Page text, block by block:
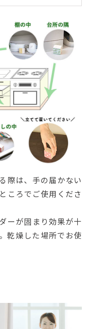
際は、手の届かない
ころでご使用くださ
ーが固まり効果が十
乾燥した場所でお使